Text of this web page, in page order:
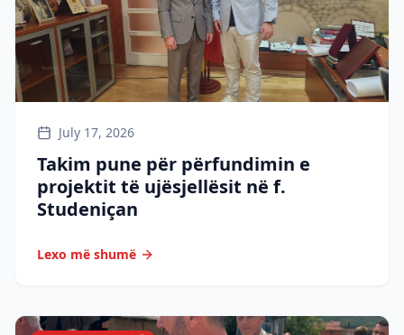
July 17, 2026
Takim pune për përfundimin e
projektit të ujësjellësit në f.
Studeniçan
Lexo më shumë